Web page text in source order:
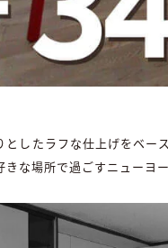
としたラフな仕上げをベー
きな場所で過ごすニューヨ